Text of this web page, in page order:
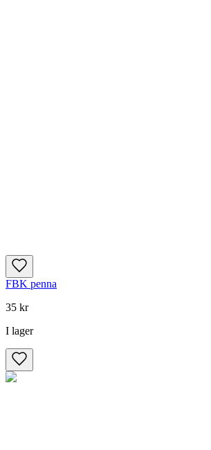
FBK penna
35 kr
I lager